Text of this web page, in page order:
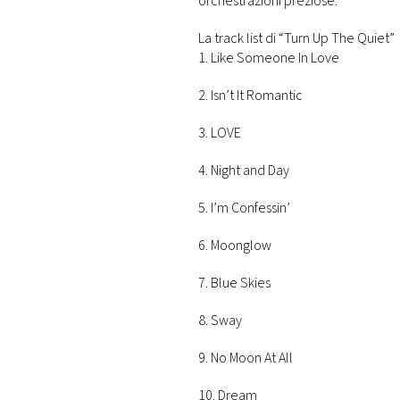
MONACO
CONSIGLIA
La track list di “Turn Up The Quiet”
1. Like Someone In Love
2. Isn’t It Romantic
3. LOVE
4. Night and Day
5. I’m Confessin’
6. Moonglow
7. Blue Skies
8. Sway
9. No Moon At All
10. Dream